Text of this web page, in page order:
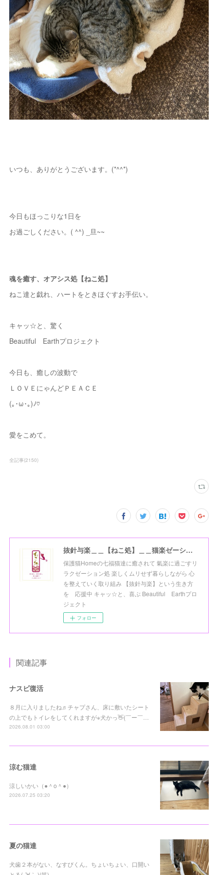
いつも、ありがとうございます。(*^^*)
今日もほっこりな1日を
お過ごしください。( ^^) _旦~~
魂を癒す、オアシス処【ねこ処】
ねこ達と戯れ、ハートをときほぐすお手伝い。
キャッ☆と、驚く
Beautiful Earthプロジェクト
今日も、癒しの波動で
ＬＯＶＥにゃんどＰＥＡＣＥ
(｡･ω･｡)ﾉ♡
愛をこめて。
全記事(2150)
抜針与楽＿＿【ねこ処】＿＿猫楽ゼーションHome☆
保護猫Homeの七福猫達に癒されて 氣楽に過ごすリ
ラクゼーション処 楽しくムリせず暮らしながら 心
を整えていく取り組み 【抜針与楽】という生き方
を 応援中 キャッ☆と、喜ぶ Beautiful Earthプロ
ジェクト
フォロー
関連記事
ナスビ復活
８月に入りましたね♬チャプさん、床に敷いたシート
の上でもトイレをしてくれますが※犬かっ👋(￣ー￣…
2026.08.01 03:00
涼む猫達
涼しいかい（●＾o＾●）
2026.07.25 03:20
夏の猫達
犬歯２本がない、なすびくん。ちょいちょい、口開い